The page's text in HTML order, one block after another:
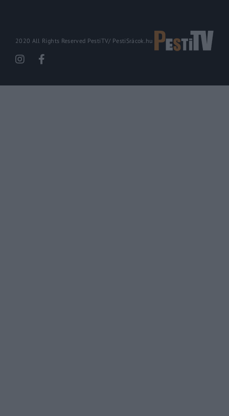
2020 All Rights Reserved PestiTV/ PestiSrácok.hu